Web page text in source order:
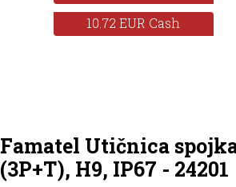
10.72 EUR Cash
Famatel Utičnica
(3P+T), H9, IP67 - 24201